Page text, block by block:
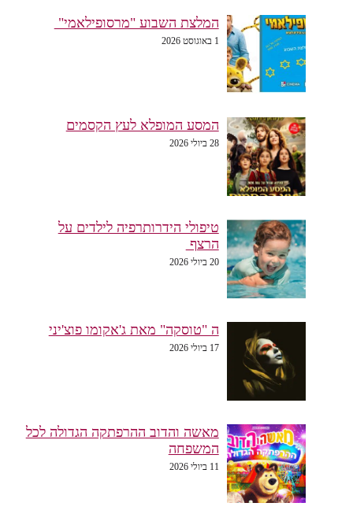
המלצת השבוע "מרסופילאמי"
1 באוגוסט 2026
המסע המופלא לעץ הקסמים
28 ביולי 2026
טיפולי הידרותרפיה לילדים על
הרצף
20 ביולי 2026
ה "טוסקה" מאת ג'אקומו פוצ'יני
17 ביולי 2026
מאשה והדוב ההרפתקה הגדולה לכל
המשפחה
11 ביולי 2026